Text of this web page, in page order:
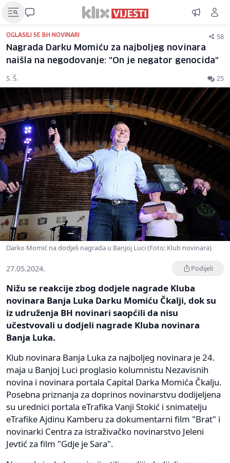
OGLASILI SE BH NOVINARI 58
Nagrada Darku Momiću za najboljeg novinara
naišla na negodovanje: "On je negator genocida"
S. Š. 25
Darko Momić na dodjeli nagrada u Banjoj Luci (Foto: Klub novinara)
27.05.2024. Podijeli
Nižu se reakcije zbog dodjele nagrade Kluba
novinara Banja Luka Darku Momiću Čkalji, dok su
iz udruženja BH novinari saopćili da nisu
učestvovali u dodjeli nagrade Kluba novinara
Banja Luka.
Klub novinara Banja Luka za najboljeg novinara je 24.
maja u Banjoj Luci proglasio kolumnistu Nezavisnih
novina i novinara portala Capital Darka Momića Čkalju.
Posebna priznanja za doprinos novinarstvu dodijeljena
su urednici portala eTrafika Vanji Stokić i snimatelju
eTrafike Ajdinu Kamberu za dokumentarni film "Brat" i
novinarki Centra za istraživačko novinarstvo Jeleni
Jevtić za film "Gdje je Sara".